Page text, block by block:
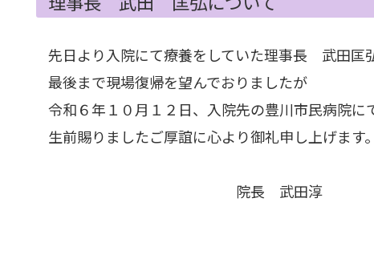
先日より入院にて療養をしていた理事長 武田匡
最後まで現場復帰を望んでおりましたが
令和６年１０月１２日、入院先の豊川市民病院に
生前賜りましたご厚誼に心より御礼申し上げます。
院長 武田淳